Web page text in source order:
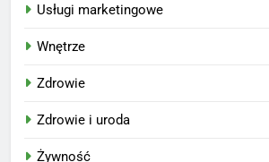
Usługi marketingowe
Wnętrze
Zdrowie
Zdrowie i uroda
Żywność